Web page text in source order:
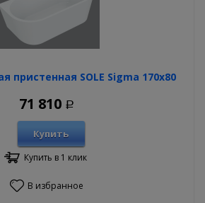
пристенная SOLE Sigma 170х80
71 810 Р
Купить
Купить в 1 клик
В избранное